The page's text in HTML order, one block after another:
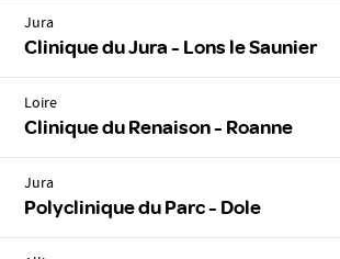
Jura
Clinique du Jura - Lons le Saunier
Loire
Clinique du Renaison - Roanne
Jura
Polyclinique du Parc - Dole